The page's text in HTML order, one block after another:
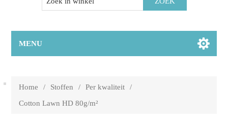
MENU
Home / Stoffen / Per kwaliteit
/
Cotton Lawn HD 80g/m²